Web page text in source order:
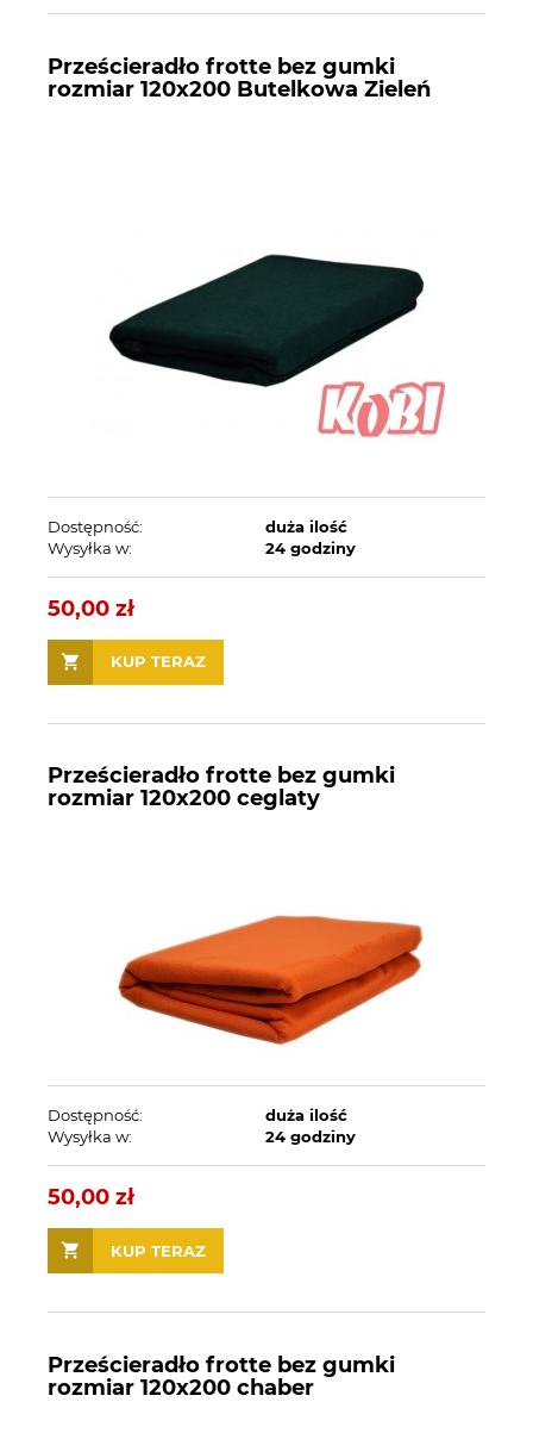
Prześcieradło frotte bez gumki
rozmiar 120x200 Butelkowa Zieleń
Dostępność:
duża ilość
Wysyłka w:
24 godziny
50,00 zł
KUP TERAZ
Prześcieradło frotte bez gumki
rozmiar 120x200 ceglaty
Dostępność:
duża ilość
Wysyłka w:
24 godziny
50,00 zł
KUP TERAZ
Prześcieradło frotte bez gumki
rozmiar 120x200 chaber